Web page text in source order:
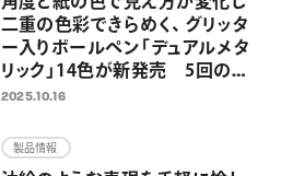
二重の色彩できらめく、 グリッタ
ー入りボールペン「デュアルメタ
リック」14色が新発売 5回の限
定発売を経て、待望の定番化 ノ
グリッターインキが華やかに彩
る
2025.10.16
製品情報